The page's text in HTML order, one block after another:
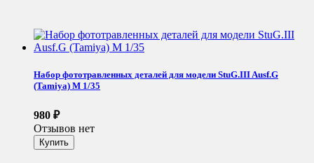
Набор фототравленных деталей для модели StuG.III Ausf.G
(Tamiya) М 1/35
980 ₽
Отзывов нет